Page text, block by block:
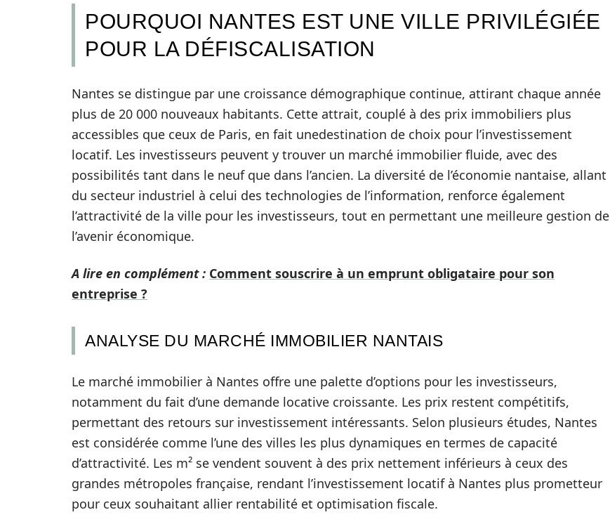
POURQUOI NANTES EST UNE VILLE PRIVILÉGIÉE
POUR LA DÉFISCALISATION
Nantes se distingue par une croissance démographique continue, attirant chaque année
plus de 20 000 nouveaux habitants. Cette attrait, couplé à des prix immobiliers plus
accessibles que ceux de Paris, en fait unedestination de choix pour l’investissement
locatif. Les investisseurs peuvent y trouver un marché immobilier fluide, avec des
possibilités tant dans le neuf que dans l’ancien. La diversité de l’économie nantaise, allant
du secteur industriel à celui des technologies de l’information, renforce également
l’attractivité de la ville pour les investisseurs, tout en permettant une meilleure gestion de
l’avenir économique.
A lire en complément : Comment souscrire à un emprunt obligataire pour son
entreprise ?
ANALYSE DU MARCHÉ IMMOBILIER NANTAIS
Le marché immobilier à Nantes offre une palette d’options pour les investisseurs,
notamment du fait d’une demande locative croissante. Les prix restent compétitifs,
permettant des retours sur investissement intéressants. Selon plusieurs études, Nantes
est considérée comme l’une des villes les plus dynamiques en termes de capacité
d’attractivité. Les m² se vendent souvent à des prix nettement inférieurs à ceux des
grandes métropoles française, rendant l’investissement locatif à Nantes plus prometteur
pour ceux souhaitant allier rentabilité et optimisation fiscale.